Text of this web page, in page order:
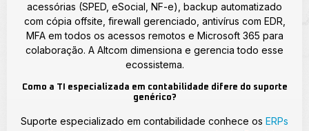
acessórias (SPED, eSocial, NF-e), backup automatizado
com cópia offsite, firewall gerenciado, antivírus com EDR,
MFA em todos os acessos remotos e Microsoft 365 para
colaboração. A Altcom dimensiona e gerencia todo esse
ecossistema.
Como a TI especializada em contabilidade difere do suporte
genérico?
Suporte especializado em contabilidade conhece os ERPs